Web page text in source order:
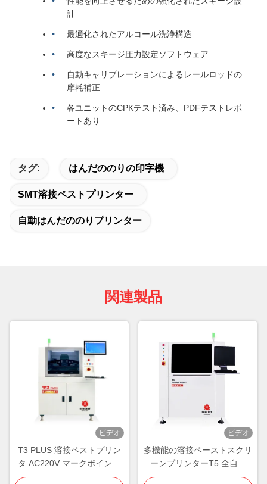
計
最適化されたアルコール洗浄構造
高度なスキージ圧力設定ソフトウェア
自動キャリブレーションによるレールロッドの
摩耗補正
各ユニットのCPKテスト済み、PDFテストレポ
ートあり
タグ: はんだののりの印字機
SMT溶接ペストプリンター
自動はんだののりプリンター
関連製品
ビデオ
T3 PLUS 溶接ペストプリン
タ AC220V マークポイント
認識技術
ビデオ
多機能の溶接ペーストスクリ
ーンプリンターT5 全自動
SMT印刷機